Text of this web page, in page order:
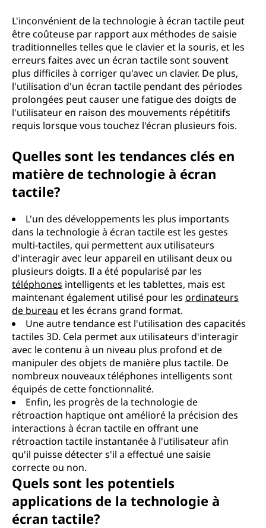
L'inconvénient de la technologie à écran tactile peut
être coûteuse par rapport aux méthodes de saisie
traditionnelles telles que le clavier et la souris, et les
erreurs faites avec un écran tactile sont souvent
plus difficiles à corriger qu'avec un clavier. De plus,
l'utilisation d'un écran tactile pendant des périodes
prolongées peut causer une fatigue des doigts de
l'utilisateur en raison des mouvements répétitifs
requis lorsque vous touchez l'écran plusieurs fois.
Quelles sont les tendances clés en
matière de technologie à écran
tactile?
L'un des développements les plus importants
dans la technologie à écran tactile est les gestes
multi-tactiles, qui permettent aux utilisateurs
d'interagir avec leur appareil en utilisant deux ou
plusieurs doigts. Il a été popularisé par les
téléphones intelligents et les tablettes, mais est
maintenant également utilisé pour les ordinateurs
de bureau et les écrans grand format.
Une autre tendance est l'utilisation des capacités
tactiles 3D. Cela permet aux utilisateurs d'interagir
avec le contenu à un niveau plus profond et de
manipuler des objets de manière plus tactile. De
nombreux nouveaux téléphones intelligents sont
équipés de cette fonctionnalité.
Enfin, les progrès de la technologie de
rétroaction haptique ont amélioré la précision des
interactions à écran tactile en offrant une
rétroaction tactile instantanée à l'utilisateur afin
qu'il puisse détecter s'il a effectué une saisie
correcte ou non.
Quels sont les potentiels
applications de la technologie à
écran tactile?